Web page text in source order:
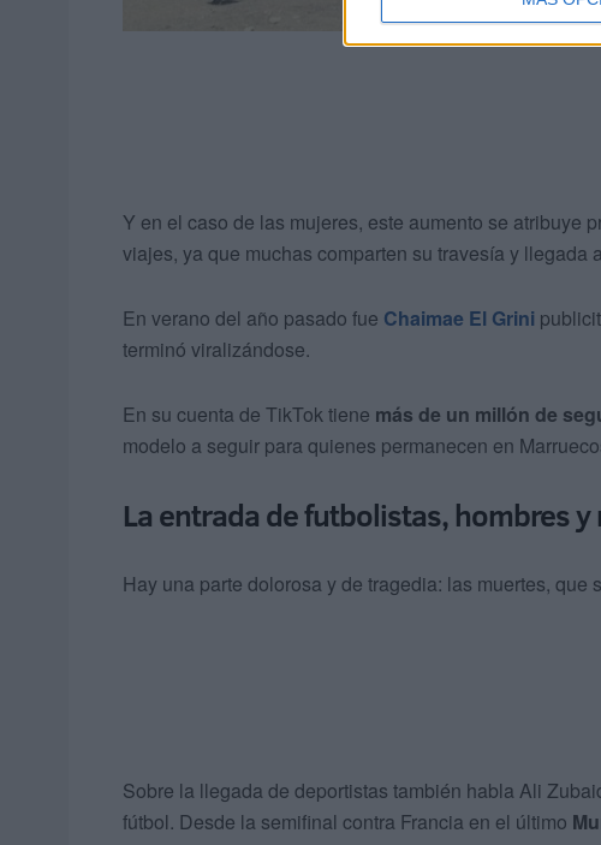
Y en el caso de las mujeres, este aumento se atribuye
viajes, ya que muchas comparten su travesía y llegada
En verano del año pasado fue Chaimae El Grini
terminó viralizándose.
En su cuenta de TikTok tiene más de un millón de
modelo a seguir para quienes permanecen en
La entrada de futbolistas, hombres y
Hay una parte dolorosa y de tragedia: las muertes,
Sobre la llegada de deportistas también habla Ali
fútbol. Desde la semifinal contra Francia en el último